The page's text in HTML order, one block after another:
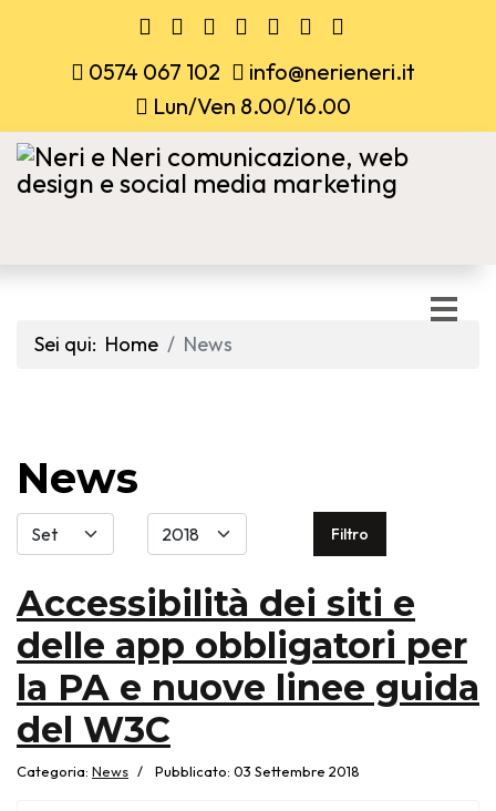
0574 067 102
info@nerieneri.it
Lun/Ven 8.00/16.00
Sei qui: Home News
News
Filtri Filtro
Accessibilità dei siti e
delle app obbligatori per
la PA e nuove linee guida
del W3C
Categoria: News Pubblicato: 03 Settembre 2018